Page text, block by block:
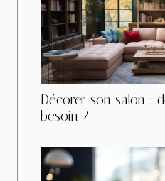
Décorer son salon :
besoin ?